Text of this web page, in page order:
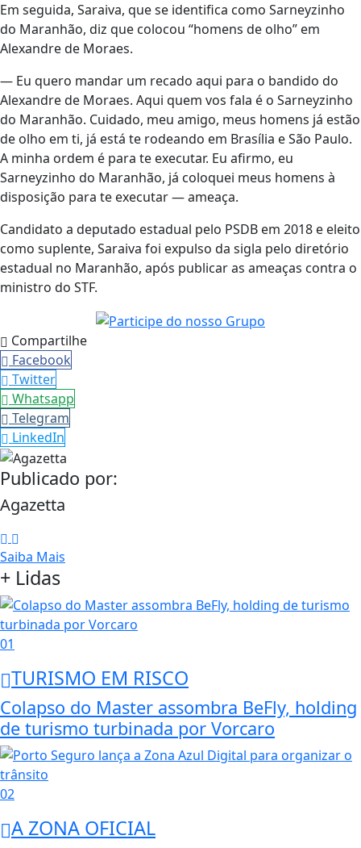
Em seguida, Saraiva, que se identifica como Sarneyzinho
do Maranhão, diz que colocou “homens de olho” em
Alexandre de Moraes.
— Eu quero mandar um recado aqui para o bandido do
Alexandre de Moraes. Aqui quem vos fala é o Sarneyzinho
do Maranhão. Cuidado, meu amigo, meus homens já estão
de olho em ti, já está te rodeando em Brasília e São Paulo.
A minha ordem é para te executar. Eu afirmo, eu
Sarneyzinho do Maranhão, já coloquei meus homens à
disposição para te executar — ameaça.
Candidato a deputado estadual pelo PSDB em 2018 e eleito
como suplente, Saraiva foi expulso da sigla pelo diretório
estadual no Maranhão, após publicar as ameaças contra o
ministro do STF.
Compartilhe
Facebook
Twitter
Whatsapp
Telegram
LinkedIn
Publicado por:
Agazetta
Saiba Mais
+ Lidas
01
TURISMO EM RISCO
Colapso do Master assombra BeFly, holding
de turismo turbinada por Vorcaro
02
A ZONA OFICIAL